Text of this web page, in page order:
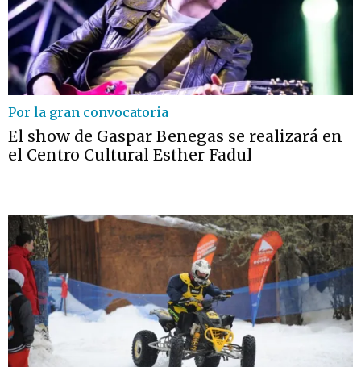
Por la gran convocatoria
El show de Gaspar Benegas se realizará en
el Centro Cultural Esther Fadul